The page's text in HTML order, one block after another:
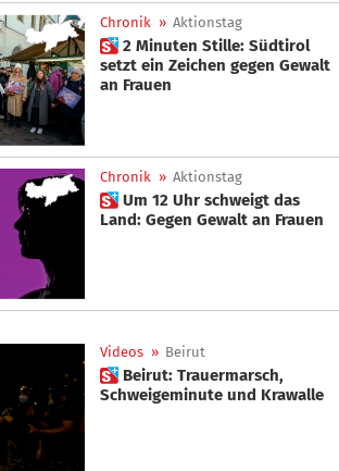
Chronik » Aktionstag
 2 Minuten Stille: Südtirol
setzt ein Zeichen gegen Gewalt
an Frauen
Chronik » Aktionstag
 Um 12 Uhr schweigt das
Land: Gegen Gewalt an Frauen
Videos » Beirut
 Beirut: Trauermarsch,
Schweigeminute und Krawalle